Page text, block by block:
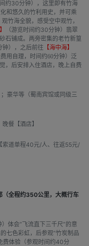
间约30分钟），这里即有竹海
和悠久的竹利用史，并可乘
竹海全貌，感受空中观竹，
（游览时间约30分钟）翡翠
石铺成。两旁密集的老竹新篁
）， 之后前往 【海中海】
用自理，时间约60分钟）泛
，后安排入住酒店，晚上自费
豪华等（蜀南宾馆或同级三
餐【酒店】
道单程40元/人、往返55元/
全程约350公里，大概行车
）体会“飞流直下三千尺”的意
七色彩虹，后参观“竹炭制品
费体验（参观时间约40分